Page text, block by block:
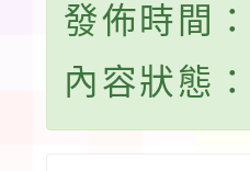
發佈時間
內容狀態